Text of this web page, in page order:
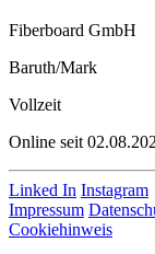
Fiberboard GmbH
Baruth/Mark
Vollzeit
Online seit
Linked In Instagram
Impressum
Cookiehinweis